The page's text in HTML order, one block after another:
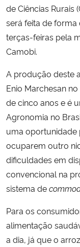
de Ciências Rurais
será feita de forma
terças-feiras pela
Camobi.
A produção deste
Enio Marchesan
de cinco anos e é
Agronomia no
uma oportunidade
ocuparem outro
dificuldades em
convencional na
sistema de
Para os
alimentação
a dia, já que o